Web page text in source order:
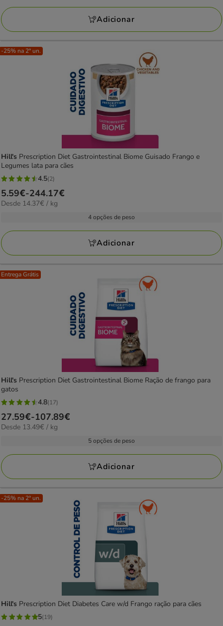
avaliações
180.30€
Adicionar
-25% na 2ª un.
Hill's Prescription Diet Gastrointestinal Biome Guisado Frango e
Legumes lata para cães
4.5
estrelas
com
avaliações
4.5(2)
Preço
de
244.17€
5.59€-244.17€
14.37€
Desde 14.37€ / kg
4 opções de peso
Adicionar
Entrega Grátis
Hill's Prescription Diet Gastrointestinal Biome Ração de frango para
gatos
4.8
estrelas
com
avaliações
4.8(17)
Preço
de
107.89€
27.59€-107.89€
13.49€
Desde 13.49€ / kg
5 opções de peso
Adicionar
-25% na 2ª un.
Hill's Prescription Diet Diabetes Care w/d Frango ração para cães
5 5(19)